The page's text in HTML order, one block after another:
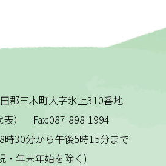
郡三木町大字氷上310番地
表） Fax:087-898-1994
時30分から午後5時15分まで
・年末年始を除く)